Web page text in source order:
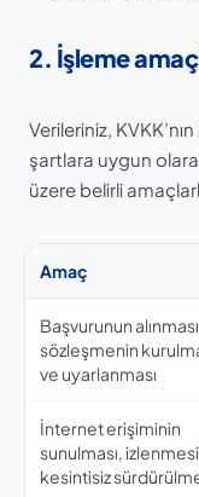
2. İşleme
Verileriniz,
şartlara uygun
üzere belirli
Amaç
Başvurunun
sözleşmenin
ve uyarlanması
İnternet erişiminin
sunulması,
kesintisiz